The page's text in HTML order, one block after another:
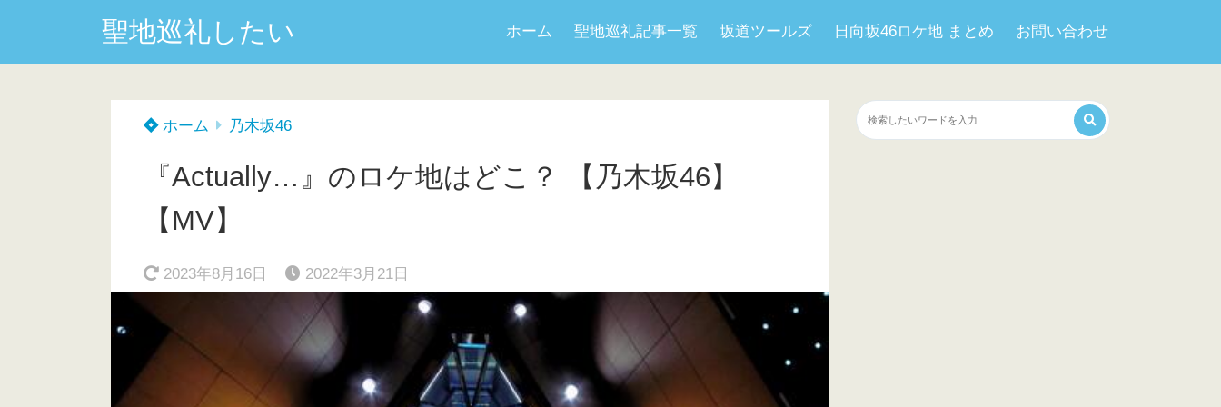
聖地巡礼したい ホーム 聖地巡礼記事一覧 坂道ツールズ 日向坂46ロケ地 まとめ お問い合わせ
ホーム 乃木坂46
『Actually…』のロケ地はどこ？ 【乃木坂46】
【MV】
2023年8月16日 2022年3月21日